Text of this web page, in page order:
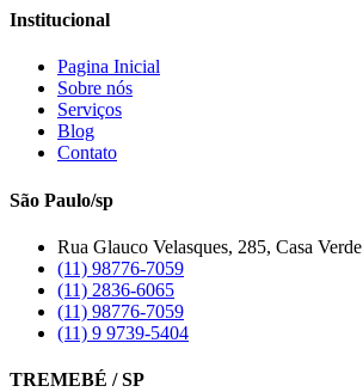
Institucional
Pagina Inicial
Sobre nós
Serviços
Blog
Contato
São Paulo/sp
Rua Glauco Velasques, 285, Casa Verde
(11) 98776-7059
(11) 2836-6065
(11) 98776-7059
(11) 9 9739-5404
TREMEBÉ / SP